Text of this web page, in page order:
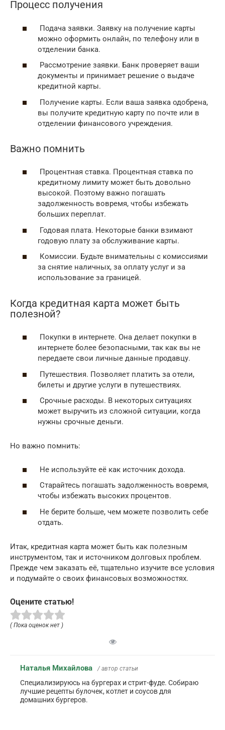
Процесс получения
Подача заявки. Заявку на получение карты
можно оформить онлайн, по телефону или в
отделении банка.
Рассмотрение заявки. Банк проверяет ваши
документы и принимает решение о выдаче
кредитной карты.
Получение карты. Если ваша заявка одобрена,
вы получите кредитную карту по почте или в
отделении финансового учреждения.
Важно помнить
Процентная ставка. Процентная ставка по
кредитному лимиту может быть довольно
высокой. Поэтому важно погашать
задолженность вовремя, чтобы избежать
больших переплат.
Годовая плата. Некоторые банки взимают
годовую плату за обслуживание карты.
Комиссии. Будьте внимательны с комиссиями
за снятие наличных, за оплату услуг и за
использование за границей.
Когда кредитная карта может быть
полезной?
Покупки в интернете. Она делает покупки в
интернете более безопасными, так как вы не
передаете свои личные данные продавцу.
Путешествия. Позволяет платить за отели,
билеты и другие услуги в путешествиях.
Срочные расходы. В некоторых ситуациях
может выручить из сложной ситуации, когда
нужны срочные деньги.
Но важно помнить:
Не используйте её как источник дохода.
Старайтесь погашать задолженность вовремя,
чтобы избежать высоких процентов.
Не берите больше, чем можете позволить себе
отдать.
Итак, кредитная карта может быть как полезным
инструментом, так и источником долговых проблем.
Прежде чем заказать её, тщательно изучите все условия
и подумайте о своих финансовых возможностях.
Оцените статью!
( Пока оценок нет )
Наталья Михайлова / автор статьи
Специализируюсь на бургерах и стрит-фуде. Собираю
лучшие рецепты булочек, котлет и соусов для
домашних бургеров.